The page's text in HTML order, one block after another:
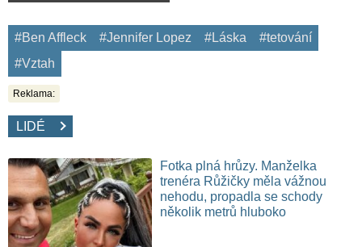
#Ben Affleck #Jennifer Lopez #Láska
#tetování
#Vztah
Reklama:
LIDÉ
Fotka plná hrůzy. Manželka
trenéra Růžičky měla vážnou
nehodu, propadla se schody
několik metrů hluboko